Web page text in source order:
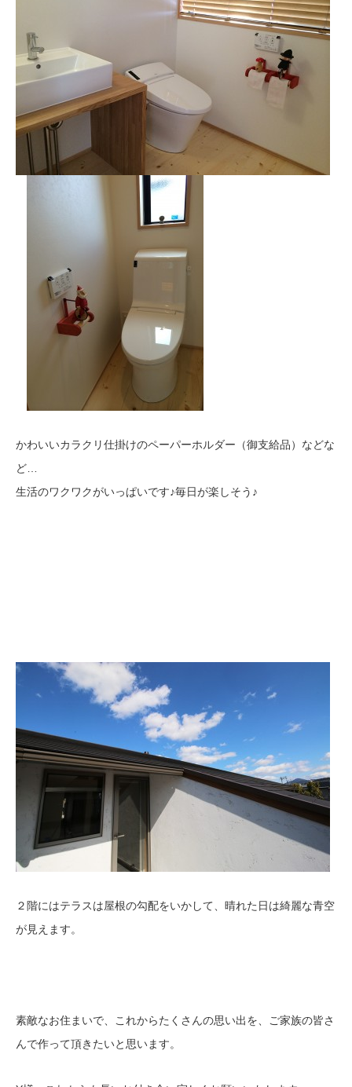
かわいいカラクリ仕掛けのペーパーホルダー（御支給品）などな
ど…
生活のワクワクがいっぱいです♪毎日が楽しそう♪
２階にはテラスは屋根の勾配をいかして、晴れた日は綺麗な青空
が見えます。
素敵なお住まいで、これからたくさんの思い出を、ご家族の皆さ
んで作って頂きたいと思います。